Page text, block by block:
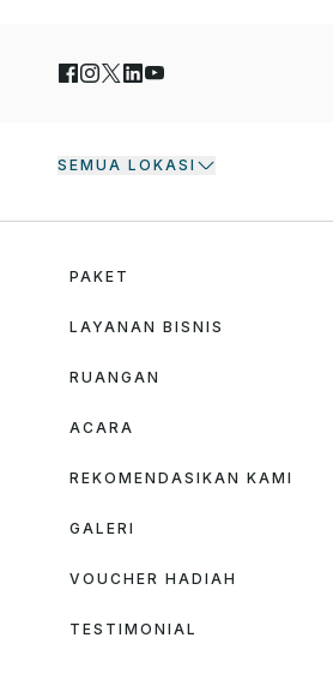
SEMUA LOKASI
PAKET
LAYANAN BISNIS
RUANGAN
ACARA
REKOMENDASIKAN KAMI
GALERI
VOUCHER HADIAH
TESTIMONIAL